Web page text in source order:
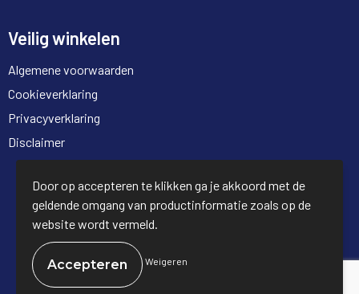
Veilig winkelen
Algemene voorwaarden
Cookieverklaring
Privacyverklaring
Disclaimer
© Copyright Full Trading 2026
Door op accepteren te klikken ga je akkoord met de
geldende omgang van productinformatie zoals op de
website wordt vermeld.
Weigeren